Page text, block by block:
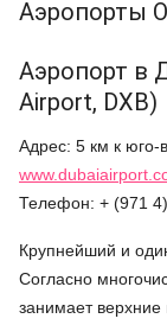
Аэропорты
Аэропорт в
Airport, DXB)
Адрес: 5 км к юго-
Телефон: + (971
Крупнейший и
Согласно
занимает